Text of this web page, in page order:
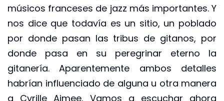
músicos franceses de jazz más importantes. Y
nos dice que todavía es un sitio, un poblado
por donde pasan las tribus de gitanos, por
donde pasa en su peregrinar eterno la
gitanería. Aparentemente ambos detalles
habrían influenciado de alguna u otra manera
a Cyrille Aimee. Vamos a escuchar ahora